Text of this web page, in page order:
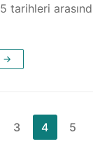
tarihleri
→
3 4 5